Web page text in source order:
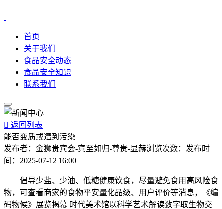
首页
关于我们
食品安全动态
食品安全知识
联系我们
 返回列表
能否变质或遭到污染
发布者： 金狮贵宾会-宾至如归-尊贵-显赫浏览次数： 发布时
间： 2025-07-12 16:00
倡导少盐、少油、低糖健康饮食，尽量避免食用高风险食
物，可查看商家的食物平安量化品级、用户评价等消息，《编
码物候》展览揭幕 时代美术馆以科学艺术解读数字取生物交